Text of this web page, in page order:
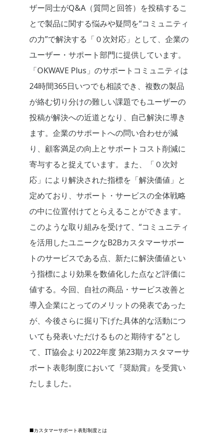
ザー同士がQ&A（質問と回答）を投稿するこ
とで製品に関する悩みや疑問を“コミュニティ
の力”で解決する「０次対応」として、企業の
ユーザー・サポート部門に提供しています。
「OKWAVE Plus」のサポートコミュニティは
24時間365日いつでも相談でき、複数の製品
が絡む切り分けの難しい課題でもユーザーの
投稿が解決への近道となり、自己解決に導き
ます。企業のサポートへの問い合わせが減
り、顧客満足の向上とサポートコスト削減に
寄与すると捉えています。また、「０次対
応」により解決された指標を「解決価値」と
定めており、サポート・サービスの全体戦略
の中に位置付けてとらえることができます。
このような取り組みを受けて、“コミュニティ
を活用したユニークなB2Bカスタマーサポー
トのサービスである点、新たに解決価値とい
う指標により効果を数値化した点など評価に
値する。今回、自社の商品・サービス改善と
導入企業にとってのメリットの発表であった
が、今後さらに掘り下げた具体的な活動につ
いても発表いただけるものと期待する”とし
て、IT協会より2022年度 第23期カスタマーサ
ポート表彰制度において『奨励賞』を受賞い
たしました。
■カスタマーサポート表彰制度とは